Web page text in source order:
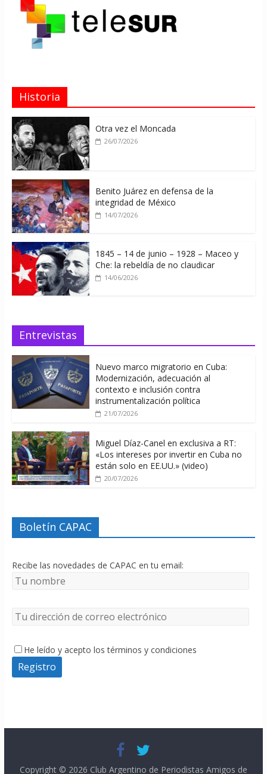
Historia
Otra vez el Moncada
26/07/2026
Benito Juárez en defensa de la
integridad de México
14/07/2026
1845 – 14 de junio – 1928 – Maceo y
Che: la rebeldía de no claudicar
14/06/2026
Entrevistas
Nuevo marco migratorio en Cuba:
Modernización, adecuación al
contexto e inclusión contra
instrumentalización política
21/07/2026
Miguel Díaz-Canel en exclusiva a RT:
«Los intereses por invertir en Cuba no
están solo en EE.UU.» (video)
20/07/2026
Boletín CAPAC
Recibe las novedades de CAPAC en tu email:
He leído y acepto los términos y condiciones
Copyright © 2026 Club Argentino de Periodistas Amigos de